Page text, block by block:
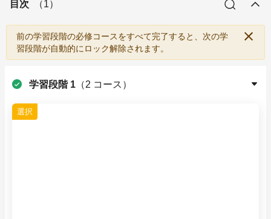
目次 （1）
前の学習段階の必修コースをすべて完了すると、次の学
習段階が自動的にロック解除されます。
学習段階 1 （2 コース ）
選択